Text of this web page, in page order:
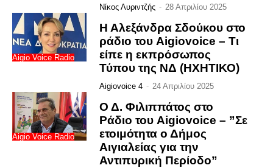
Νίκος Λυριντζής - 28 Απριλίου 2025
Aigio Voice Radio
Η Αλεξάνδρα Σδούκου στο
ράδιο του Aigiovoice – Τι
είπε η εκπρόσωπος
Τύπου της ΝΔ (ΗΧΗΤΙΚΟ)
Aigiovoice 4 - 24 Απριλίου 2025
Aigio Voice Radio
Ο Δ. Φιλιππάτος στο
Ράδιο του Aigiovoice – ”Σε
ετοιμότητα ο Δήμος
Αιγιαλείας για την
Αντιπυρική Περίοδο”